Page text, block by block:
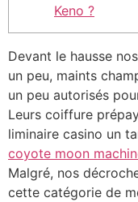
Keno ?
Devant le hausse
un peu, maints
un peu autorisés
Leurs coiffure
liminaire casino un
coyote moon
Malgré, nos
cette catégorie de